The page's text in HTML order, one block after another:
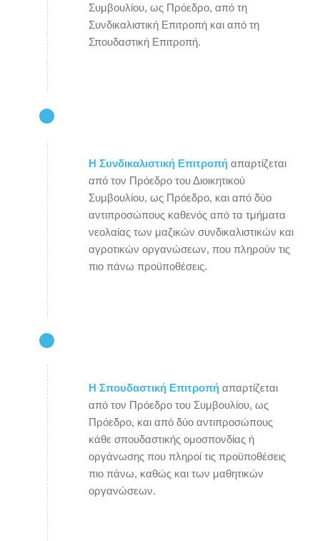
Συμβουλίου, ως Πρόεδρο, από τη
Συνδικαλιστική Επιτροπή και από τη
Σπουδαστική Επιτροπή.
Η Συνδικαλιστική Επιτροπήαπαρτίζεται
από τον Πρόεδρο του Διοικητικού
Συμβουλίου, ως Πρόεδρο, και από δύο
αντιπροσώπους καθενός από τα τμήματα
νεολαίας των μαζικών συνδικαλιστικών και
αγροτικών οργανώσεων, που πληρούν τις
πιο πάνω προϋποθέσεις.
Η Σπουδαστική Επιτροπήαπαρτίζεται
από τον Πρόεδρο του Συμβουλίου, ως
Πρόεδρο, και από δύο αντιπροσώπους
κάθε σπουδαστικής ομοσπονδίας ή
οργάνωσης που πληροί τις προϋποθέσεις
πιο πάνω, καθώς και των μαθητικών
οργανώσεων.